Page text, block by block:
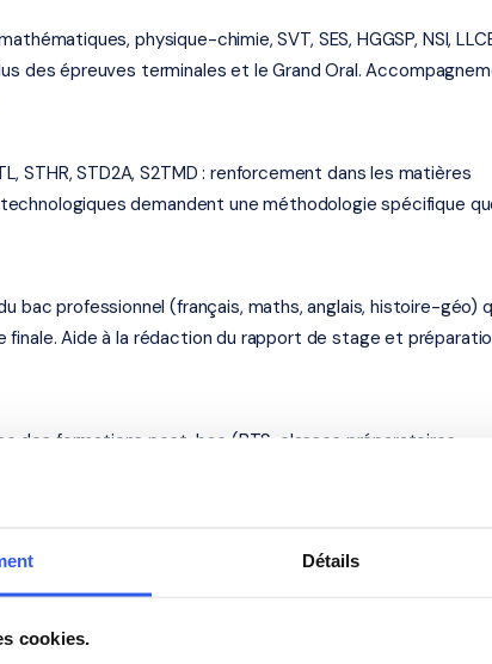
Détails
cookies.
physique-chimie, SVT, SES, HGGSP, NSI,
des épreuves terminales et le Grand Oral.
STHR, STD2A, S2TMD : renforcement dans les matières
demandent une méthodologie spécifique
bac professionnel (français, maths, anglais, histoire-géo)
Aide à la rédaction du rapport de stage et
des formations post-bac (BTS, classes préparatoires,
interviennent aussi à ce niveau — soutien en maths sup/
sur-Saône — académie de
23 place du Collège, à Chalon-sur-Saône (71321). Notre
sur-Saône et dans les villes proches. Tous ouvrent droit